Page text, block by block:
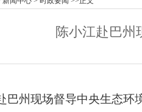
陈小江赴巴州
巴州现场督导中央生态环